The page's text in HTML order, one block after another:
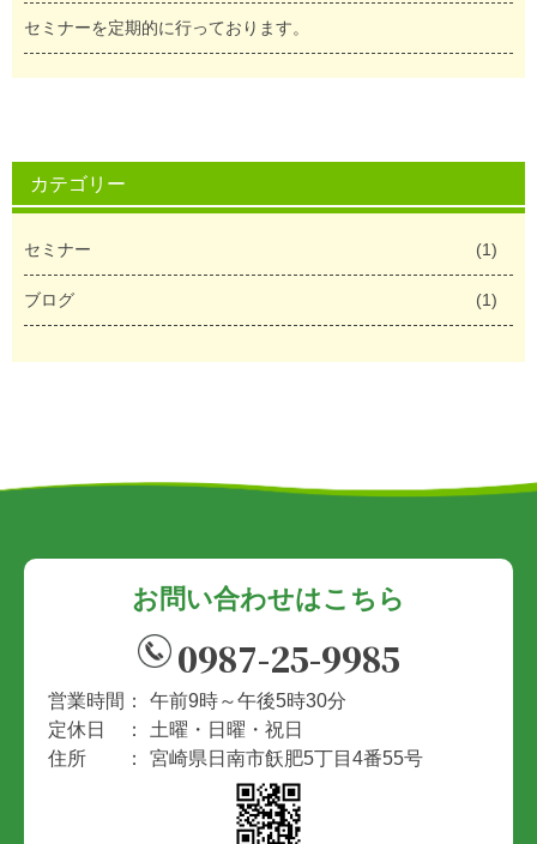
セミナーを定期的に行っております。
カテゴリー
セミナー (1)
ブログ (1)
お問い合わせはこちら
0987-25-9985
営業時間：
午前9時～午後5時30分
定休日 ：
土曜・日曜・祝日
住所 ：
宮崎県日南市飫肥5丁目4番55号